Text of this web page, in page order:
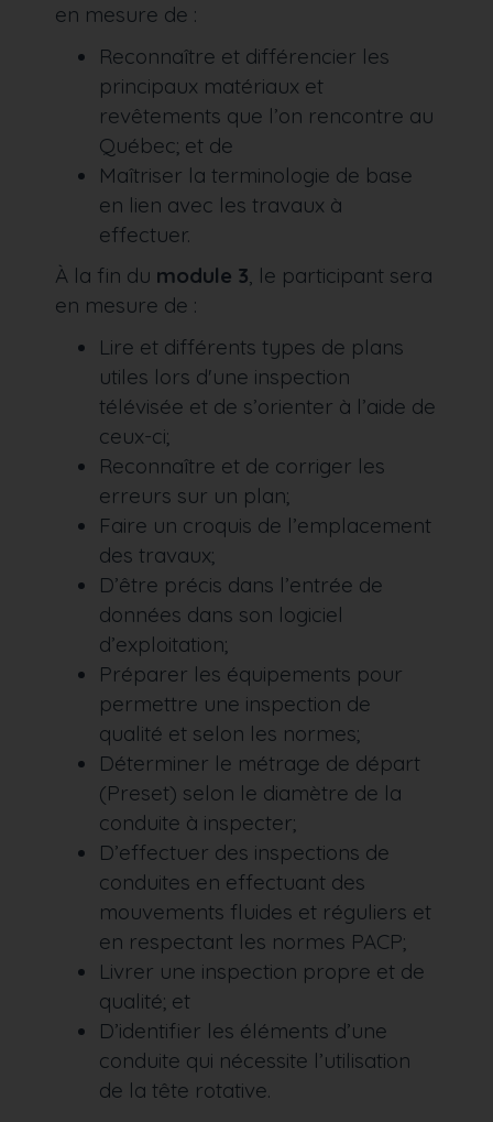
en mesure de :
Reconnaître et différencier les
principaux matériaux et
revêtements que l’on rencontre au
Québec; et de
Maîtriser la terminologie de base
en lien avec les travaux à
effectuer.
À la fin du module 3, le participant sera
en mesure de :
Lire et différents types de plans
utiles lors d'une inspection
télévisée et de s’orienter à l’aide de
ceux-ci;
Reconnaître et de corriger les
erreurs sur un plan;
Faire un croquis de l’emplacement
des travaux;
D’être précis dans l’entrée de
données dans son logiciel
d’exploitation;
Préparer les équipements pour
permettre une inspection de
qualité et selon les normes;
Déterminer le métrage de départ
(Preset) selon le diamètre de la
conduite à inspecter;
D’effectuer des inspections de
conduites en effectuant des
mouvements fluides et réguliers et
en respectant les normes PACP;
Livrer une inspection propre et de
qualité; et
D’identifier les éléments d’une
conduite qui nécessite l’utilisation
de la tête rotative.